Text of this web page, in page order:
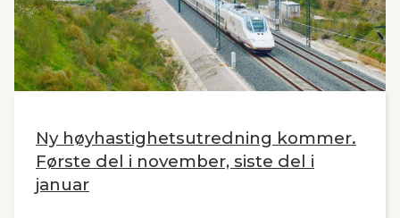
Ny høyhastighetsutredning kommer.
Første del i november, siste del i
januar